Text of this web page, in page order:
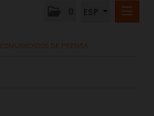
COMUNICADOS DE PRENSA